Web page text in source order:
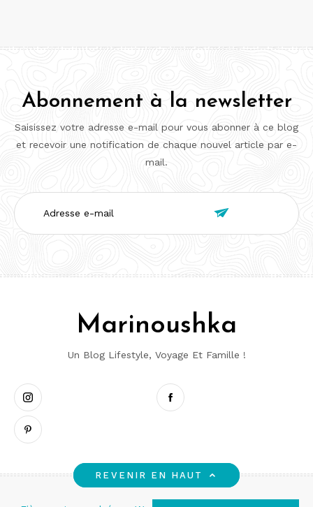
Abonnement à la newsletter
Saisissez votre adresse e-mail pour vous abonner à ce blog
et recevoir une notification de chaque nouvel article par e-
mail.
Adresse
e-
mail

Marinoushka
Un Blog Lifestyle, Voyage Et Famille !
REVENIR EN HAUT